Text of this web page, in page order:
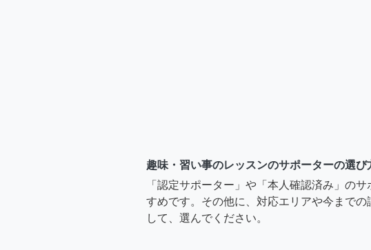
趣味・習い事のレッスンのサポーターの選び
「認定サポーター」や「本人確認済み」の
すめです。その他に、対応エリアや今までの
して、選んでください。